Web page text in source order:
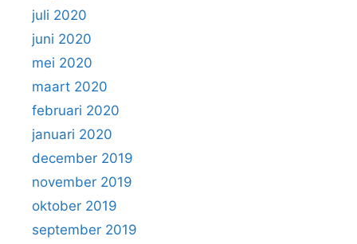
juli 2020
juni 2020
mei 2020
maart 2020
februari 2020
januari 2020
december 2019
november 2019
oktober 2019
september 2019